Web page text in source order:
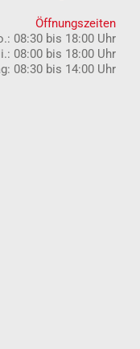
Öffnungszeiten
08:30 bis 18:00 Uhr
08:00 bis 18:00 Uhr
08:30 bis 14:00 Uhr